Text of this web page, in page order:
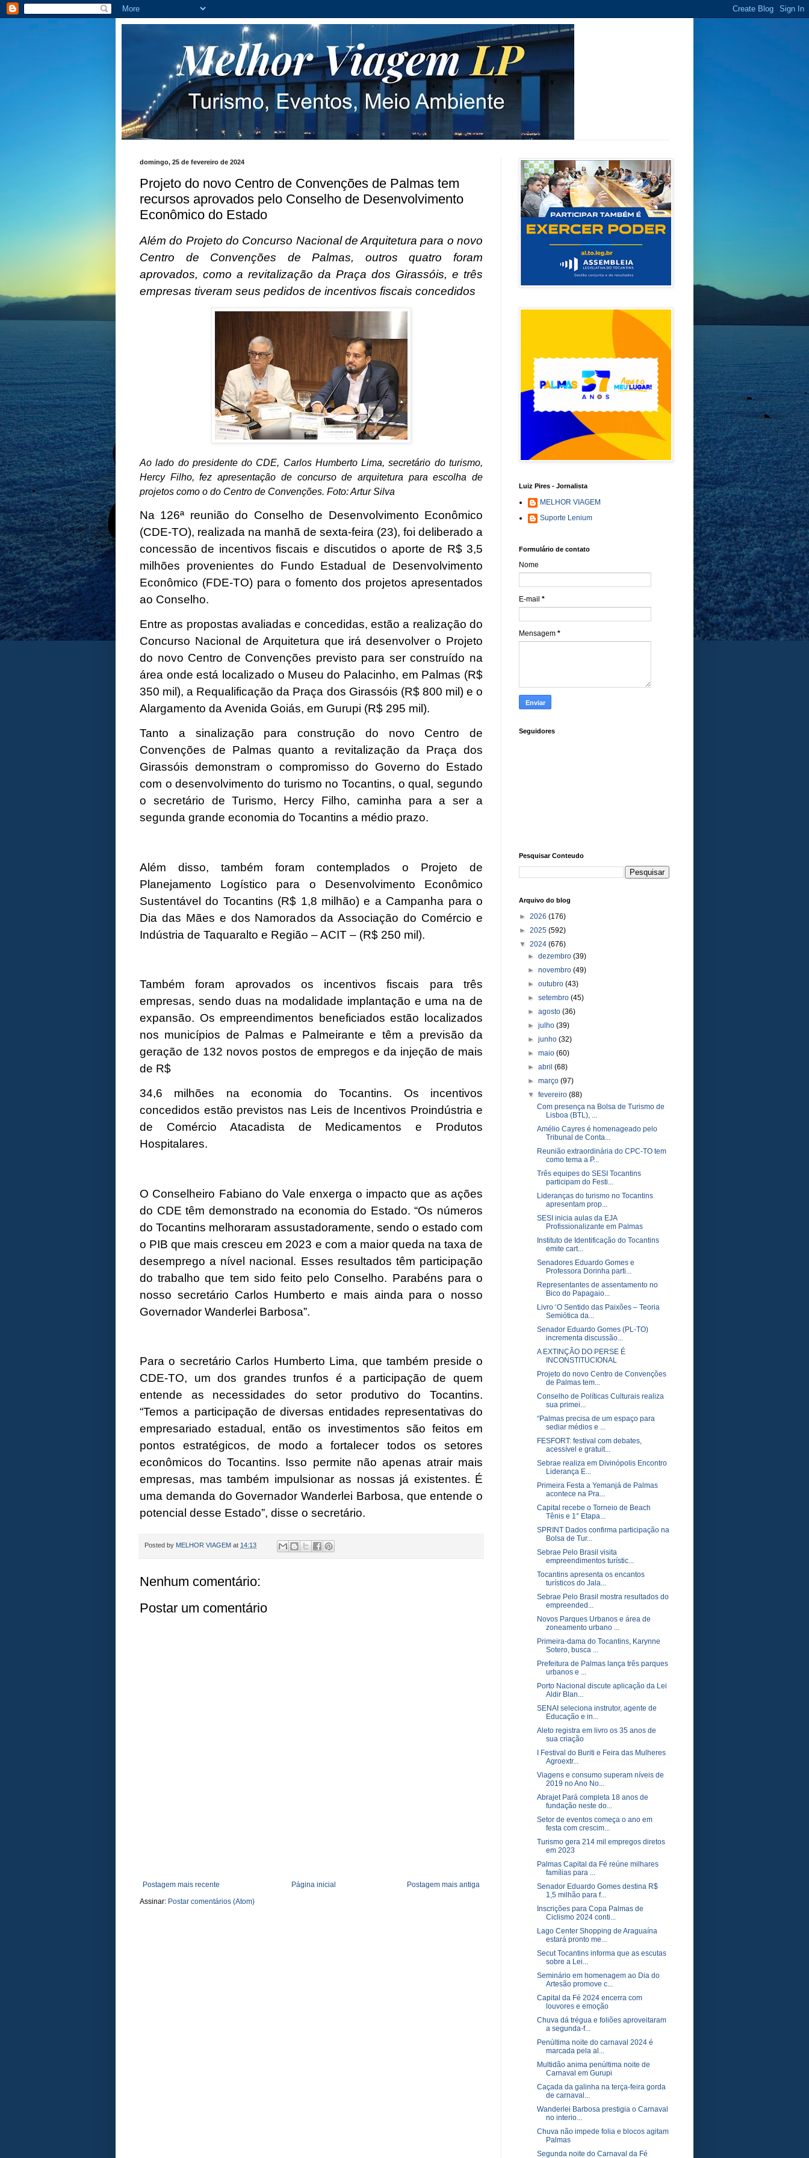
domingo, 25 de fevereiro de 2024
Projeto do novo Centro de Convenções de Palmas tem
recursos aprovados pelo Conselho de Desenvolvimento
Econômico do Estado
Além do Projeto do Concurso Nacional de Arquitetura para o novo
Centro de Convenções de Palmas, outros quatro foram
aprovados, como a revitalização da Praça dos Girassóis, e três
empresas tiveram seus pedidos de incentivos fiscais concedidos
Ao lado do presidente do CDE, Carlos Humberto Lima, secretário do turismo,
Hercy Filho, fez apresentação de concurso de arquitetura para escolha de
projetos como o do Centro de Convenções. Foto: Artur Silva
Na 126ª reunião do Conselho de Desenvolvimento Econômico
(CDE-TO), realizada na manhã de sexta-feira (23), foi deliberado a
concessão de incentivos fiscais e discutidos o aporte de R$ 3,5
milhões provenientes do Fundo Estadual de Desenvolvimento
Econômico (FDE-TO) para o fomento dos projetos apresentados
ao Conselho.
Entre as propostas avaliadas e concedidas, estão a realização do
Concurso Nacional de Arquitetura que irá desenvolver o Projeto
do novo Centro de Convenções previsto para ser construído na
área onde está localizado o Museu do Palacinho, em Palmas (R$
350 mil), a Requalificação da Praça dos Girassóis (R$ 800 mil) e o
Alargamento da Avenida Goiás, em Gurupi (R$ 295 mil).
Tanto a sinalização para construção do novo Centro de
Convenções de Palmas quanto a revitalização da Praça dos
Girassóis demonstram o compromisso do Governo do Estado
com o desenvolvimento do turismo no Tocantins, o qual, segundo
o secretário de Turismo, Hercy Filho, caminha para a ser a
segunda grande economia do Tocantins a médio prazo.
Além disso, também foram contemplados o Projeto de
Planejamento Logístico para o Desenvolvimento Econômico
Sustentável do Tocantins (R$ 1,8 milhão) e a Campanha para o
Dia das Mães e dos Namorados da Associação do Comércio e
Indústria de Taquaralto e Região – ACIT – (R$ 250 mil).
Também foram aprovados os incentivos fiscais para três
empresas, sendo duas na modalidade implantação e uma na de
expansão. Os empreendimentos beneficiados estão localizados
nos municípios de Palmas e Palmeirante e têm a previsão da
geração de 132 novos postos de empregos e da injeção de mais
de R$
34,6 milhões na economia do Tocantins. Os incentivos
concedidos estão previstos nas Leis de Incentivos Proindústria e
de Comércio Atacadista de Medicamentos e Produtos
Hospitalares.
O Conselheiro Fabiano do Vale enxerga o impacto que as ações
do CDE têm demonstrado na economia do Estado. “Os números
do Tocantins melhoraram assustadoramente, sendo o estado com
o PIB que mais cresceu em 2023 e com a maior queda na taxa de
desemprego a nível nacional. Esses resultados têm participação
do trabalho que tem sido feito pelo Conselho. Parabéns para o
nosso secretário Carlos Humberto e mais ainda para o nosso
Governador Wanderlei Barbosa”.
Para o secretário Carlos Humberto Lima, que também preside o
CDE-TO, um dos grandes trunfos é a participação de quem
entende as necessidades do setor produtivo do Tocantins.
“Temos a participação de diversas entidades representativas do
empresariado estadual, então os investimentos são feitos em
pontos estratégicos, de modo a fortalecer todos os setores
econômicos do Tocantins. Isso permite não apenas atrair mais
empresas, mas também impulsionar as nossas já existentes. É
uma demanda do Governador Wanderlei Barbosa, que entende o
potencial desse Estado”, disse o secretário.
Posted by MELHOR VIAGEM at 14:13
Nenhum comentário:
Postar um comentário
Postagem mais recente Postagem mais antiga
Página inicial
Assinar: Postar comentários (Atom)
Luiz Pires - Jornalista
MELHOR VIAGEM
Suporte Lenium
Formulário de contato
Nome
E-mail *
Mensagem *
Seguidores
Pesquisar Conteudo
Arquivo do blog
► 2026 (176)
► 2025 (592)
▼ 2024 (676)
►dezembro(39)
►novembro(49)
►outubro(43)
►setembro(45)
►agosto(36)
►julho(39)
►junho(32)
►maio(60)
►abril(68)
►março(97)
▼fevereiro(88)
Com presença na Bolsa de Turismo de
Lisboa (BTL), ...
Amélio Cayres é homenageado pelo
Tribunal de Conta...
Reunião extraordinária do CPC-TO tem
como tema a P...
Três equipes do SESI Tocantins
participam do Festi...
Lideranças do turismo no Tocantins
apresentam prop...
SESI inicia aulas da EJA
Profissionalizante em Palmas
Instituto de Identificação do Tocantins
emite cart...
Senadores Eduardo Gomes e
Professora Dorinha parti...
Representantes de assentamento no
Bico do Papagaio...
Livro ‘O Sentido das Paixões – Teoria
Semiótica da...
Senador Eduardo Gomes (PL-TO)
incrementa discussão...
A EXTINÇÃO DO PERSE É
INCONSTITUCIONAL
Projeto do novo Centro de Convenções
de Palmas tem...
Conselho de Políticas Culturais realiza
sua primei...
“Palmas precisa de um espaço para
sediar médios e ...
FESFORT: festival com debates,
acessível e gratuit...
Sebrae realiza em Divinópolis Encontro
Liderança E...
Primeira Festa a Yemanjá de Palmas
acontece na Pra...
Capital recebe o Torneio de Beach
Tênis e 1° Etapa...
SPRINT Dados confirma participação na
Bolsa de Tur...
Sebrae Pelo Brasil visita
empreendimentos turístic...
Tocantins apresenta os encantos
turísticos do Jala...
Sebrae Pelo Brasil mostra resultados do
empreended...
Novos Parques Urbanos e área de
zoneamento urbano ...
Primeira-dama do Tocantins, Karynne
Sotero, busca ...
Prefeitura de Palmas lança três parques
urbanos e ...
Porto Nacional discute aplicação da Lei
Aldir Blan...
SENAI seleciona instrutor, agente de
Educação e in...
Aleto registra em livro os 35 anos de
sua criação
I Festival do Buriti e Feira das Mulheres
Agroextr...
Viagens e consumo superam níveis de
2019 no Ano No...
Abrajet Pará completa 18 anos de
fundação neste do...
Setor de eventos começa o ano em
festa com crescim...
Turismo gera 214 mil empregos diretos
em 2023
Palmas Capital da Fé reúne milhares
famílias para ...
Senador Eduardo Gomes destina R$
1,5 milhão para f...
Inscrições para Copa Palmas de
Ciclismo 2024 conti...
Lago Center Shopping de Araguaína
estará pronto me...
Secut Tocantins informa que as escutas
sobre a Lei...
Seminário em homenagem ao Dia do
Artesão promove c...
Capital da Fé 2024 encerra com
louvores e emoção
Chuva dá trégua e foliões aproveitaram
a segunda-f...
Penúltima noite do carnaval 2024 é
marcada pela al...
Multidão anima penúltima noite de
Carnaval em Gurupi
Caçada da galinha na terça-feira gorda
de carnaval...
Wanderlei Barbosa prestigia o Carnaval
no interio...
Chuva não impede folia e blocos agitam
Palmas
Segunda noite do Carnaval da Fé